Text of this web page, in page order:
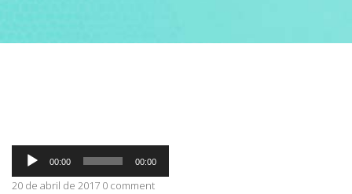
CONTATO
Tocador
áudio
00:00 00:00
20 de abril de 2017 0 comment